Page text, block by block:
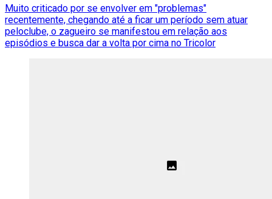
Muito criticado por se envolver em "problemas"
recentemente, chegando até a ficar um período sem atuar
peloclube, o zagueiro se manifestou em relação aos
episódios e busca dar a volta por cima no Tricolor